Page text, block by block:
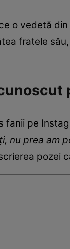
o vedetă
fratele
fanii pe
nu prea am
pozei